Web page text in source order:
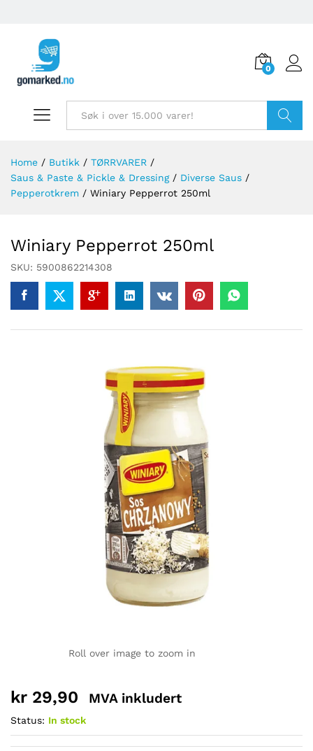
0
Home / Butikk / TØRRVARER /
Saus & Paste & Pickle & Dressing / Diverse Saus /
Pepperotkrem / Winiary Pepperrot 250ml
Winiary Pepperrot 250ml
SKU: 5900862214308
Roll over image to zoom in
kr 29,90 MVA inkludert
Status: In stock